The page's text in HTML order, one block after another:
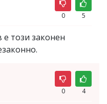
0 5
този законен
0 4